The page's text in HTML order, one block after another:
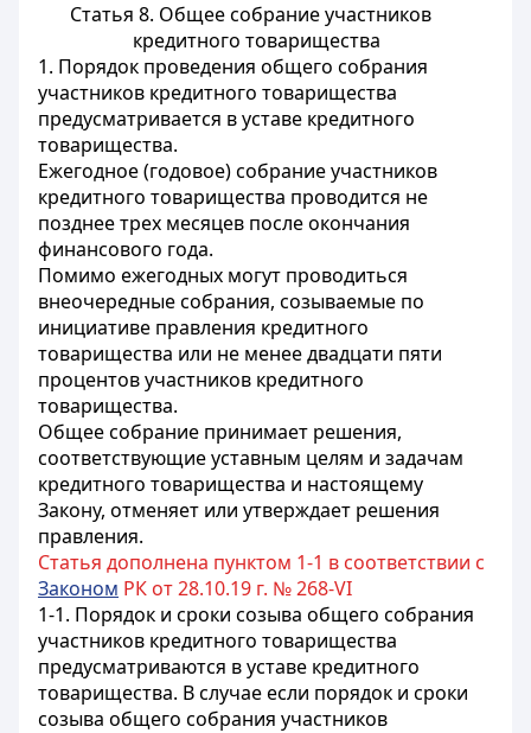
Статья 8. Общее собрание участников
кредитного товарищества
1. Порядок проведения общего собрания
участников кредитного товарищества
предусматривается в уставе кредитного
товарищества.
Ежегодное (годовое) собрание участников
кредитного товарищества проводится не
позднее трех месяцев после окончания
финансового года.
Помимо ежегодных могут проводиться
внеочередные собрания, созываемые по
инициативе правления кредитного
товарищества или не менее двадцати пяти
процентов участников кредитного
товарищества.
Общее собрание принимает решения,
соответствующие уставным целям и задачам
кредитного товарищества и настоящему
Закону, отменяет или утверждает решения
правления.
Статья дополнена пунктом 1-1 в соответствии с
Законом РК от 28.10.19 г. № 268-VI
1-1. Порядок и сроки созыва общего собрания
участников кредитного товарищества
предусматриваются в уставе кредитного
товарищества. В случае если порядок и сроки
созыва общего собрания участников